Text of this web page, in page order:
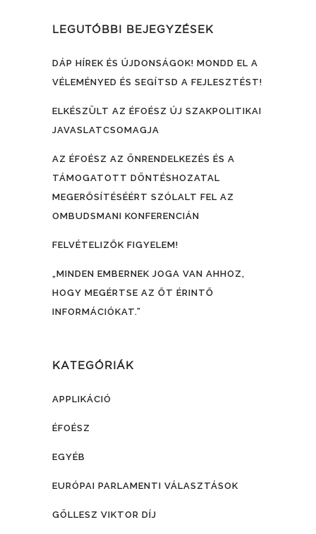
LEGUTÓBBI BEJEGYZÉSEK
DÁP HÍREK ÉS ÚJDONSÁGOK! MONDD EL A
VÉLEMÉNYED ÉS SEGÍTSD A FEJLESZTÉST!
ELKÉSZÜLT AZ ÉFOÉSZ ÚJ SZAKPOLITIKAI
JAVASLATCSOMAGJA
AZ ÉFOÉSZ AZ ÖNRENDELKEZÉS ÉS A
TÁMOGATOTT DÖNTÉSHOZATAL
MEGERŐSÍTÉSÉÉRT SZÓLALT FEL AZ
OMBUDSMANI KONFERENCIÁN
FELVÉTELIZŐK FIGYELEM!
„MINDEN EMBERNEK JOGA VAN AHHOZ,
HOGY MEGÉRTSE AZ ŐT ÉRINTŐ
INFORMÁCIÓKAT.”
KATEGÓRIÁK
APPLIKÁCIÓ
ÉFOÉSZ
EGYÉB
EURÓPAI PARLAMENTI VÁLASZTÁSOK
GÖLLESZ VIKTOR DÍJ